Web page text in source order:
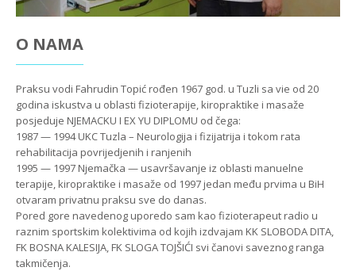
O NAMA
Praksu vodi Fahrudin Topić rođen 1967 god. u Tuzli sa vie od 20
godina iskustva u oblasti fizioterapije, kiropraktike i masaže
posjeduje NJEMACKU I EX YU DIPLOMU od čega:
1987 — 1994 UKC Tuzla – Neurologija i fizijatrija i tokom rata
rehabilitacija povrijedjenih i ranjenih
1995 — 1997 Njemačka — usavršavanje iz oblasti manuelne
terapije, kiropraktike i masaže od 1997 jedan među prvima u BiH
otvaram privatnu praksu sve do danas.
Pored gore navedenog uporedo sam kao fizioterapeut radio u
raznim sportskim kolektivima od kojih izdvajam KK SLOBODA DITA,
FK BOSNA KALESIJA, FK SLOGA TOJŠIĆI svi čanovi saveznog ranga
takmičenja.